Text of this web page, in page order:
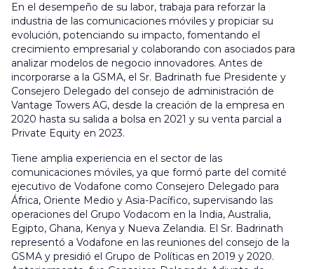
En el desempeño de su labor, trabaja para reforzar la
industria de las comunicaciones móviles y propiciar su
evolución, potenciando su impacto, fomentando el
crecimiento empresarial y colaborando con asociados para
analizar modelos de negocio innovadores. Antes de
incorporarse a la GSMA, el Sr. Badrinath fue Presidente y
Consejero Delegado del consejo de administración de
Vantage Towers AG, desde la creación de la empresa en
2020 hasta su salida a bolsa en 2021 y su venta parcial a
Private Equity en 2023.
Tiene amplia experiencia en el sector de las
comunicaciones móviles, ya que formó parte del comité
ejecutivo de Vodafone como Consejero Delegado para
África, Oriente Medio y Asia-Pacífico, supervisando las
operaciones del Grupo Vodacom en la India, Australia,
Egipto, Ghana, Kenya y Nueva Zelandia. El Sr. Badrinath
representó a Vodafone en las reuniones del consejo de la
GSMA y presidió el Grupo de Políticas en 2019 y 2020.